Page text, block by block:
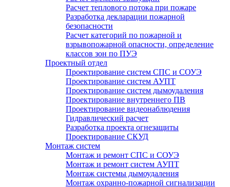
Расчет теплового потока при пожаре
Разработка декларации пожарной
безопасности
Расчет категорий по пожарной и
взрывопожарной опасности, определение
классов зон по ПУЭ
Проектный отдел
Проектирование систем СПС и СОУЭ
Проектирование систем АУПТ
Проектирование систем дымоудаления
Проектирование внутреннего ПВ
Проектирование видеонаблюдения
Гидравлический расчет
Разработка проекта огнезащиты
Проектирование СКУД
Монтаж систем
Монтаж и ремонт СПС и СОУЭ
Монтаж и ремонт систем АУПТ
Монтаж системы дымоудаления
Монтаж охранно-пожарной сигнализации